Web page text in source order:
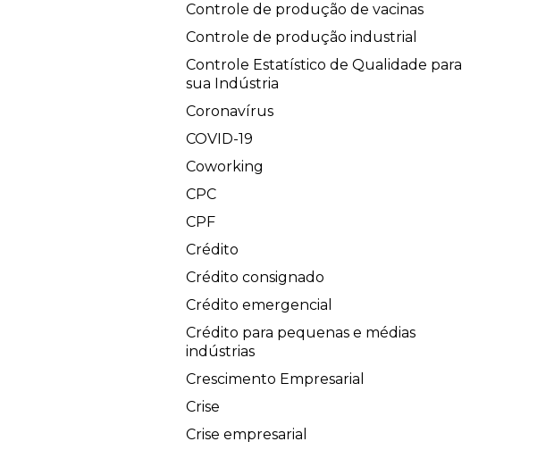
Controle de produção de vacinas
Controle de produção industrial
Controle Estatístico de Qualidade para
sua Indústria
Coronavírus
COVID-19
Coworking
CPC
CPF
Crédito
Crédito consignado
Crédito emergencial
Crédito para pequenas e médias
indústrias
Crescimento Empresarial
Crise
Crise empresarial